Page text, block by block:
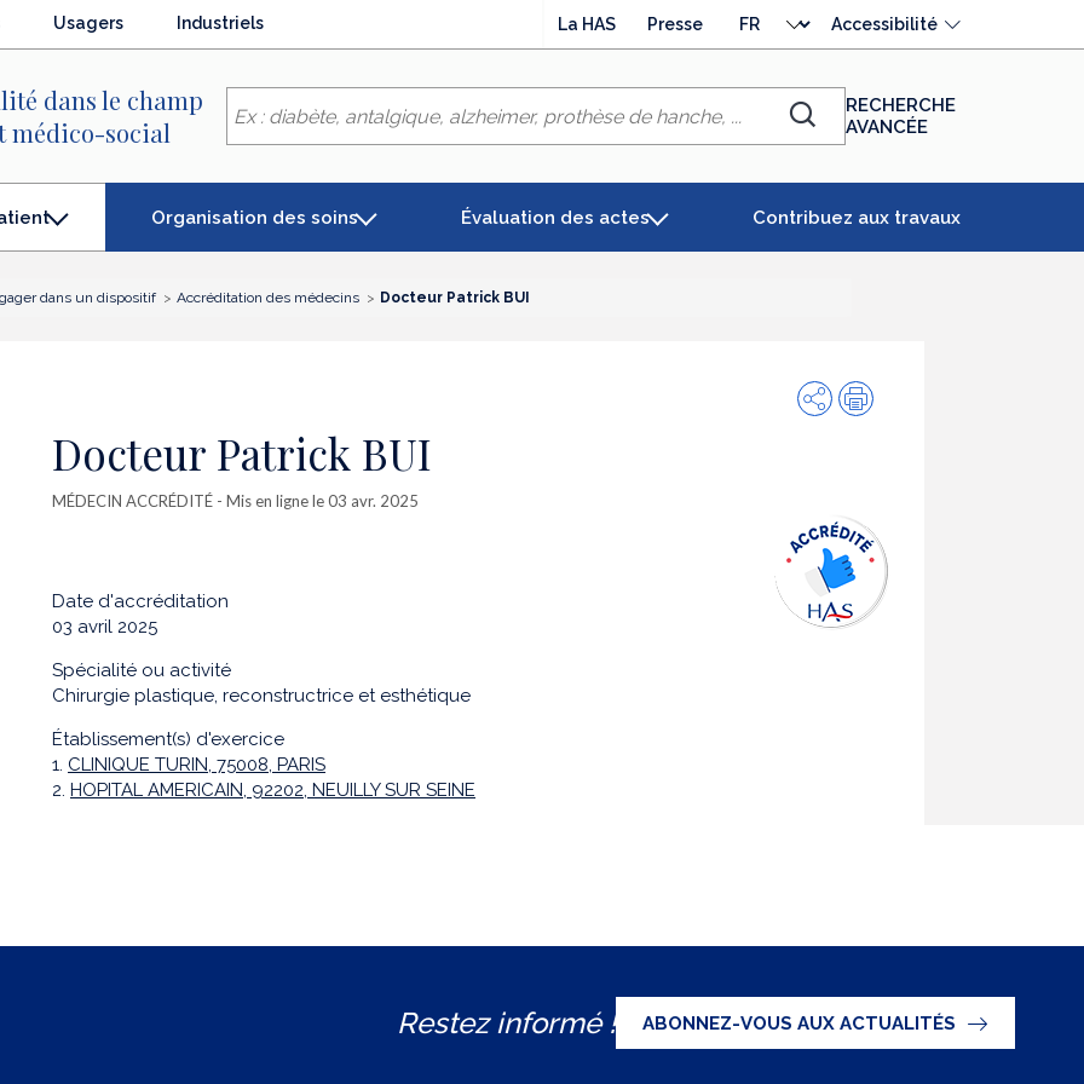
Usagers Industriels La HAS Presse
langue
Accessibilité
dans le champ
médico-social
Chercher
RECHERCHE
AVANCÉE
Organisation des soins Évaluation des actes Contribuez aux travaux
dans un dispositif Accréditation des médecins Docteur Patrick BUI
PartagerImpression
Docteur Patrick BUI
MÉDECIN ACCRÉDITÉ - Mis en ligne le 03 avr. 2025
Date d'accréditation
03 avril 2025
Spécialité ou activité
Chirurgie plastique, reconstructrice et esthétique
Établissement(s) d'exercice
1. CLINIQUE TURIN, 75008, PARIS
2. HOPITAL AMERICAIN, 92202, NEUILLY SUR SEINE
Restez informé ! ABONNEZ-VOUS AUX ACTUALITÉS